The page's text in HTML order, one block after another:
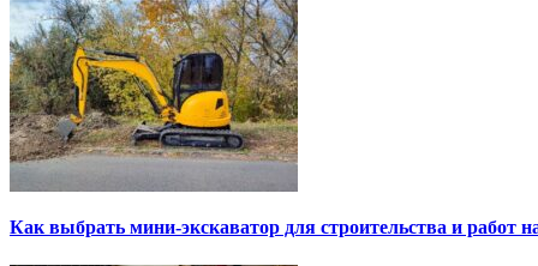
Как выбрать мини-экскаватор для строительства и работ